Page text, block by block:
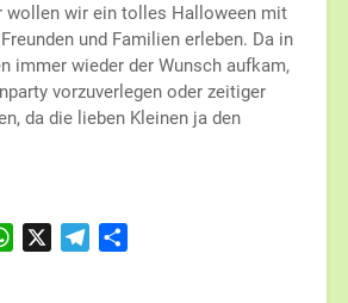
wollen wir ein tolles Halloween mit
und Familien erleben. Da in
immer wieder der Wunsch aufkam,
vorzuverlegen oder zeitiger
da die lieben Kleinen ja den
WhatsApp Telegram